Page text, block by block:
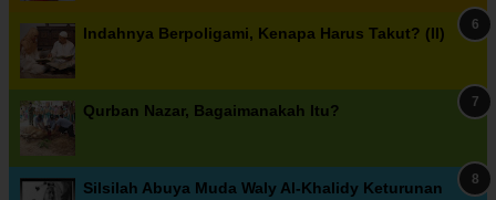
Indahnya Berpoligami, Kenapa Harus Takut? (II)
Qurban Nazar, Bagaimanakah Itu?
Silsilah Abuya Muda Waly Al-Khalidy Keturunan